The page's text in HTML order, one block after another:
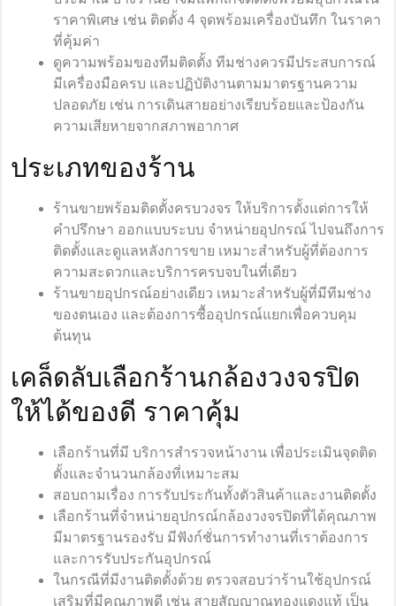
ราคาพิเศษ เช่น ติดตั้ง 4 จุดพร้อมเครื่องบันทึก ในราคา
ที่คุ้มค่า
ดูความพร้อมของทีมติดตั้ง ทีมช่างควรมีประสบการณ์
มีเครื่องมือครบ และปฏิบัติงานตามมาตรฐานความ
ปลอดภัย เช่น การเดินสายอย่างเรียบร้อยและป้องกัน
ความเสียหายจากสภาพอากาศ
ประเภทของร้าน
ร้านขายพร้อมติดตั้งครบวงจร ให้บริการตั้งแต่การให้
คำปรึกษา ออกแบบระบบ จำหน่ายอุปกรณ์ ไปจนถึงการ
ติดตั้งและดูแลหลังการขาย เหมาะสำหรับผู้ที่ต้องการ
ความสะดวกและบริการครบจบในที่เดียว
ร้านขายอุปกรณ์อย่างเดียว เหมาะสำหรับผู้ที่มีทีมช่าง
ของตนเอง และต้องการซื้ออุปกรณ์แยกเพื่อควบคุม
ต้นทุน
เคล็ดลับเลือกร้านกล้องวงจรปิด
ให้ได้ของดี ราคาคุ้ม
เลือกร้านที่มี บริการสำรวจหน้างาน เพื่อประเมินจุดติด
ตั้งและจำนวนกล้องที่เหมาะสม
สอบถามเรื่อง การรับประกันทั้งตัวสินค้าและงานติดตั้ง
เลือกร้านที่จำหน่ายอุปกรณ์กล้องวงจรปิดที่ได้คุณภาพ
มีมาตรฐานรองรับ มีฟังก์ชั่นการทำงานที่เราต้องการ
และการรับประกันอุปกรณ์
ในกรณีที่มีงานติดตั้งด้วย ตรวจสอบว่าร้านใช้อุปกรณ์
เสริมที่มีคุณภาพดี เช่น สายสัญญาณทองแดงแท้ เป็น